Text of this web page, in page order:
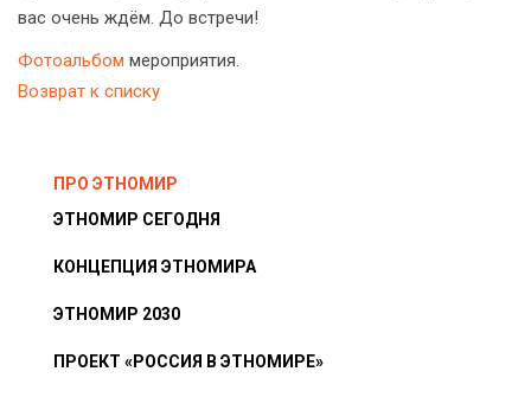
вас очень ждём. До встречи!
Фотоальбом мероприятия.
Возврат к списку
ПРО ЭТНОМИР
ЭТНОМИР СЕГОДНЯ
КОНЦЕПЦИЯ ЭТНОМИРА
ЭТНОМИР 2030
ПРОЕКТ «РОССИЯ В ЭТНОМИРЕ»